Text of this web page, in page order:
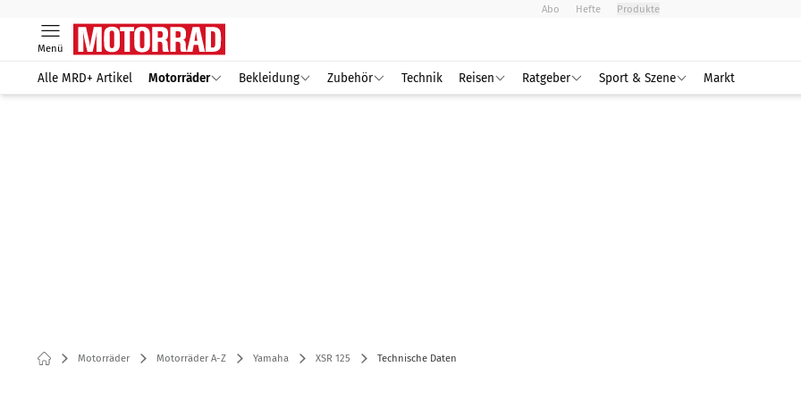
Abo Hefte Produkte
Menü
Alle MRD+ Artikel Motorräder Bekleidung Zubehör Technik Reisen Ratgeber Sport & Szene Markt
Motorräder Motorräder A-Z Yamaha XSR 125 Technische Daten